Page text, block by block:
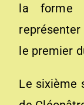
la forme
le premier
Le sixième